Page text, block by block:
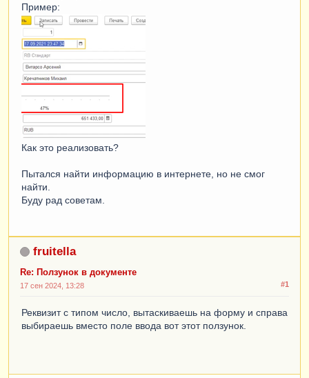
Пример:
Как это реализовать?
Пытался найти информацию в интернете, но не смог
найти.
Буду рад советам.
fruitella
Re: Ползунок в документе
#1
17 сен 2024, 13:28
Реквизит с типом число, вытаскиваешь на форму и справа
выбираешь вместо поле ввода вот этот ползунок.